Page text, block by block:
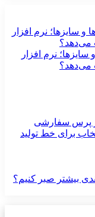
نرم افزار
می‌دهد؟
برای خط تولید
بیشتر صبر کنیم؟